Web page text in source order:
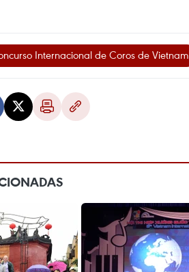
Internacional de Coros de Vietnam